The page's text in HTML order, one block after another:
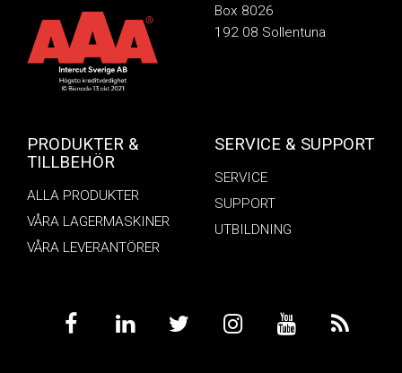
Box 8026
192 08 Sollentuna
PRODUKTER &
TILLBEHÖR
ALLA PRODUKTER
VÅRA LAGERMASKINER
VÅRA LEVERANTÖRER
SERVICE & SUPPORT
SERVICE
SUPPORT
UTBILDNING